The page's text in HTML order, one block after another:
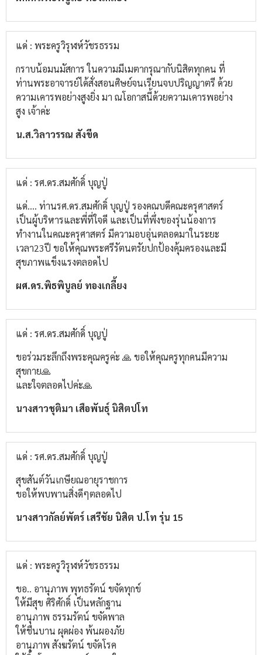
แด่ : พระครูวิรุฬห์วัชรธรรม
กราบน้อมนมัสการ​ ในความมีเมตากรุณากับนิสิต​ทุกคน​ ที่
ท่านพระอาจารย์​ได้สั่งสอนศิษย์​จนเรียนจบ​ปริญญาตรี​ ด้วย
ความเคารพ​อย่างสูง​ยิ่ง​ มา​ ณ​โอกาส​นี้ด้วยความเคารพ​อย่าง
สูง​ เจ้าค่ะ
น.ส.วิลา​วรรณ​ สังขีด
แด่ : รศ.ดร.สมศักดิ์ บุญปู่
แด่.... ท่านรศ.ดร.สมศักดิ์​ บุญปู่​ รองคณบดีคณะครุศาสตร์​
เป็นผู้บริหารและพี่ที่ใจดี​ และเป็นที่พึ่งของรุ่นน้อง​การ
ทำงานในคณะครุศาสตร์​ มีความอบอุ่นตลอดมาในระยะ
เวลา23ปี​ ขอให้คุณพระศรีรัตนตรัยปกป้องคุ้มครองและมี
สุขภาพแข็งแรงตลอดไป
ผศ.ดร.พิธพิบูลย์​ ทองเกลี้ยง
แด่ : รศ.ดร.สมศักดิ์ บุญปู่
ขอร่วมระลึกถึงพระคุณครูค่ะ 🙏 ขอให้คุณครูทุกคนมีความ
สุขกาย🙏
และใจตลอดไปค่ะ🙏
นางสาวชุติมา เสือพันธุ์ นิสิตปโท
แด่ : รศ.ดร.สมศักดิ์ บุญปู่
สุขสันต์วันเกษียณอายุราชการ
ขอให้พบพานสิ่งดีๆตลอดไป
นางสาวกัลย์พัตร์ เสรีชัย นิสิต ป.โท รุ่น 15
แด่ : พระครูวิรุฬห์วัชรธรรม
ขอ.. อานุภาพ พุทธรัตน์ ขจัดทุกข์
ให้มีสุข ศิริศักดิ์ เป็นหลักฐาน
อานุภาพ ธรรมรัตน์ ขจัดพาล
ให้ชื่นบาน ผุดผ่อง พ้นผองภัย
อานุภาพ สังฆรัตน์ ขจัดโรค